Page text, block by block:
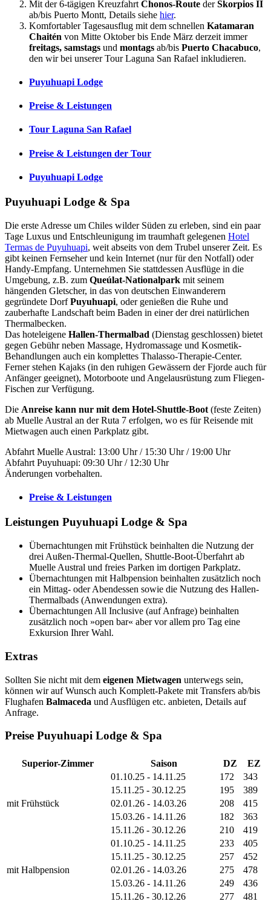
Mit der 6-tägigen Kreuzfahrt Chonos-Route derSkorpios II
ab/bis Puerto Montt, Details siehe hier.
Komfortabler Tagesausflug mit dem schnellen Katamaran
Chaitén von Mitte Oktober bis Ende März derzeit immer
freitags, samstags und montags ab/bis Puerto Chacabuco,
den wir bei unserer Tour Laguna San Rafael inkludieren.
Puyuhuapi Lodge
Preise & Leistungen
Tour Laguna San Rafael
Preise & Leistungen der Tour
Puyuhuapi Lodge
Puyuhuapi Lodge & Spa
Die erste Adresse um Chiles wilder Süden zu erleben, sind ein paar
Tage Luxus und Entschleunigung im traumhaft gelegenen Hotel
Termas de Puyuhuapi, weit abseits von dem Trubel unserer Zeit. Es
gibt keinen Fernseher und kein Internet (nur für den Notfall) oder
Handy-Empfang. Unternehmen Sie stattdessen Ausflüge in die
Umgebung, z.B. zum Queúlat-Nationalpark mit seinem
hängenden Gletscher, in das von deutschen Einwanderern
gegründete DorfPuyuhuapi, oder genießen die Ruhe und
zauberhafte Landschaft beim Baden in einer der drei natürlichen
Thermalbecken.
Das hoteleigene Hallen-Thermalbad (Dienstag geschlossen) bietet
gegen Gebühr neben Massage, Hydromassage und Kosmetik-
Behandlungen auch ein komplettes Thalasso-Therapie-Center.
Ferner stehen Kajaks (in den ruhigen Gewässern der Fjorde auch für
Anfänger geeignet), Motorboote und Angelausrüstung zum Fliegen-
Fischen zur Verfügung.
Die Anreise kann nur mit dem Hotel-Shuttle-Boot (feste Zeiten)
ab Muelle Austral an der Ruta 7 erfolgen, wo es für Reisende mit
Mietwagen auch einen Parkplatz gibt.
Abfahrt Muelle Austral: 13:00 Uhr / 15:30 Uhr / 19:00 Uhr
Abfahrt Puyuhuapi: 09:30 Uhr / 12:30 Uhr
Änderungen vorbehalten.
Preise & Leistungen
Leistungen Puyuhuapi Lodge & Spa
Übernachtungen mit Frühstück beinhalten die Nutzung der
drei Außen-Thermal-Quellen, Shuttle-Boot-Überfahrt ab
Muelle Austral und freies Parken im dortigen Parkplatz.
Übernachtungen mit Halbpension beinhalten zusätzlich noch
ein Mittag- oder Abendessen sowie die Nutzung des Hallen-
Thermalbads (Anwendungen extra).
Übernachtungen All Inclusive (auf Anfrage) beinhalten
zusätzlich noch »open bar« aber vor allem pro Tag eine
Exkursion Ihrer Wahl.
Extras
Sollten Sie nicht mit dem eigenen Mietwagen unterwegs sein,
können wir auf Wunsch auch Komplett-Pakete mit Transfers ab/bis
Flughafen Balmaceda und Ausflügen etc. anbieten, Details auf
Anfrage.
Preise Puyuhuapi Lodge & Spa
Superior-Zimmer Saison DZ EZ
mit Frühstück
01.10.25 - 14.11.25 172
343
15.11.25 - 30.12.25
195
389
02.01.26 - 14.03.26
208
415
15.03.26 - 14.11.26
182
363
15.11.26 - 30.12.26
210 419
mit Halbpension
01.10.25 - 14.11.25 233
405
15.11.25 - 30.12.25
257
452
02.01.26 - 14.03.26
275
478
15.03.26 - 14.11.26
249
436
15.11.26 - 30.12.26
277
481